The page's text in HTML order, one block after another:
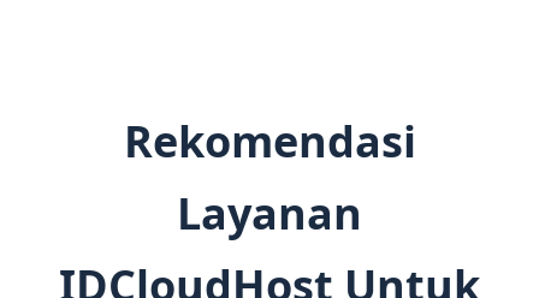
Rekomendasi
Layanan
IDCloudHost Untuk